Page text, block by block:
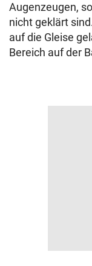
Augenzeugen,
nicht geklärt
auf die Gleise
Bereich auf der